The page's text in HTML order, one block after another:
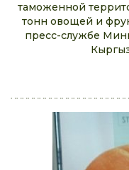
таможенной
тонн овощей и
пресс-службе